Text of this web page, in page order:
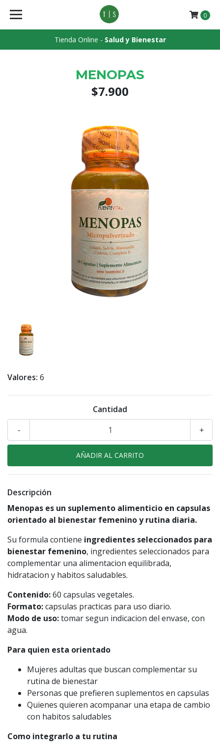
Tienda Online - Salud y Bienestar
0
MENOPAS
$7.900
Valores: 6
Cantidad
+
-
Descripción
Menopas es un suplemento alimenticio en capsulas
orientado al bienestar femenino y rutina diaria.
Su formula contiene ingredientes seleccionados para
bienestar femenino, ingredientes seleccionados para
complementar una alimentacion equilibrada,
hidratacion y habitos saludables.
Contenido:60 capsulas vegetales.
Formato:capsulas practicas para uso diario.
Modo de uso:tomar segun indicacion del envase, con
agua.
Para quien esta orientado
Mujeres adultas que buscan complementar su
rutina de bienestar
Personas que prefieren suplementos en capsulas
Quienes quieren acompanar una etapa de cambio
con habitos saludables
Como integrarlo a tu rutina